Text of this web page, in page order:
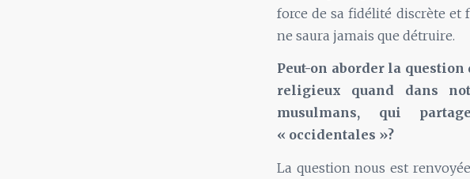
force de sa fidélité discrète et
ne saura jamais que détruire.
Peut-on aborder la
religieux quand dans
musulmans, qui
« occidentales »?
La question nous est